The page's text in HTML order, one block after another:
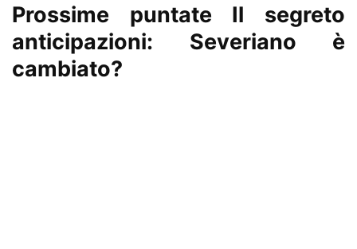
Prossime puntate Il segreto
anticipazioni: Severiano è
cambiato?